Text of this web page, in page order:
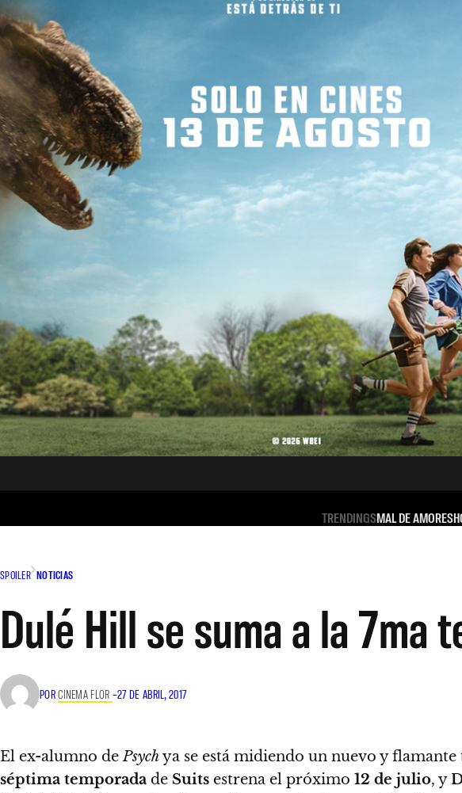
TRENDINGSMAL DE AMORES
SPOILER NOTICIAS
Dulé Hill se suma a la 7ma
PORCINEMA FLOR –27 DE ABRIL, 2017
El ex-alumno dePsychya se está midiendo un nuevo y
séptima temporada de Suits estrena el próximo 12 de julio, y